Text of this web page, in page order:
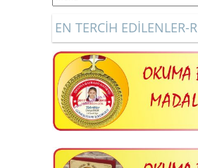
EN TERCİH EDİLENLER-R